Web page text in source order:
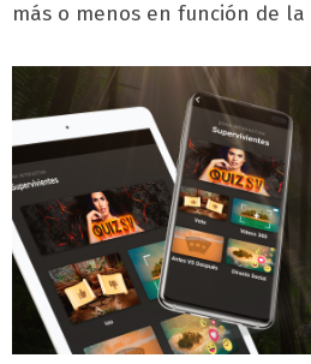
más o menos en función de